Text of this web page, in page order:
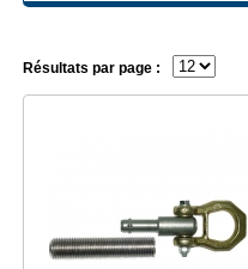
Résultats par page :